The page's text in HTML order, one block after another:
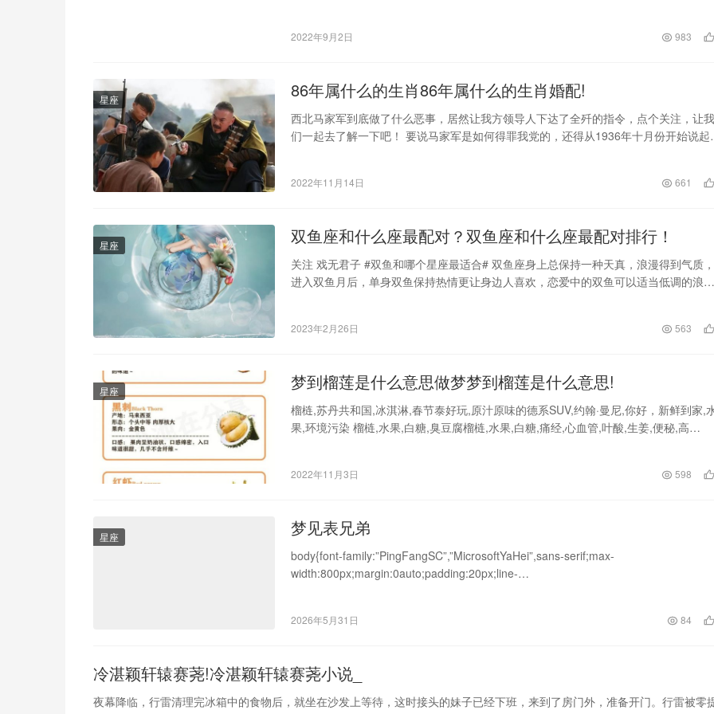
2022年9月2日 983
星座 86年属什么的生肖86年属什么的生肖婚配!
西北马家军到底做了什么恶事，居然让我方领导人下达了全歼的指令，点个关注，让我
们一起去了解一下吧！ 要说马家军是如何得罪我党的，还得从1936年十月份开始说起
2022年11月14日 661
星座 双鱼座和什么座最配对？双鱼座和什么座最配对排行！
关注 戏无君子 #双鱼和哪个星座最适合# 双鱼座身上总保持一种天真，浪漫得到气质，
进入双鱼月后，单身双鱼保持热情更让身边人喜欢，恋爱中的双鱼可以适当低调的浪漫
2023年2月26日 563
星座 梦到榴莲是什么意思做梦梦到榴莲是什么意思!
榴梿,苏丹共和国,冰淇淋,春节泰好玩,原汁原味的德系SUV,约翰·曼尼,你好，新鲜到家,
果,环境污染 榴梿,水果,白糖,臭豆腐榴梿,水果,白糖,痛经,心血管,叶酸,生姜,便秘,高…
2022年11月3日 598
星座 梦见表兄弟
body{font-family:”PingFangSC”,”MicrosoftYaHei”,sans-serif;max-
width:800px;margin:0auto;padding:20px;line-
2026年5月31日 84
冷湛颖轩辕赛荛!冷湛颖轩辕赛荛小说_
夜幕降临，行雷清理完冰箱中的食物后，就坐在沙发上等待，这时接头的妹子已经下班，来到了房门外，准备开门。行雷被零